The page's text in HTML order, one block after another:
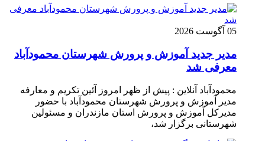
05 آگوست 2026
مدیر جدید آموزش و پرورش شهرستان محمودآباد
معرفی شد
محمودآباد آنلاین : پیش از ظهر امروز آئین تکریم و معارفه
مدیر آموزش و پرورش شهرستان محمودآباد با حضور
مدیرکل آموزش و پرورش استان مازندران و مسئولین
شهرستانی برگزار شد،